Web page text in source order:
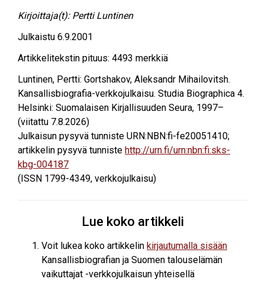
Kirjoittaja(t): Pertti Luntinen
Julkaistu 6.9.2001
Artikkelitekstin pituus: 4493 merkkiä
Luntinen, Pertti: Gortshakov, Aleksandr Mihailovitsh.
Kansallisbiografia-verkkojulkaisu. Studia Biographica 4.
Helsinki: Suomalaisen Kirjallisuuden Seura, 1997–
(viitattu 7.8.2026)
Julkaisun pysyvä tunniste URN:NBN:fi-fe20051410;
artikkelin pysyvä tunniste http://urn.fi/urn:nbn:fi:sks-
kbg-004187
(ISSN 1799-4349, verkkojulkaisu)
Lue koko artikkeli
Voit lukea koko artikkelin kirjautumalla sisään
Kansallisbiografian ja Suomen talouselämän
vaikuttajat -verkkojulkaisun yhteisellä